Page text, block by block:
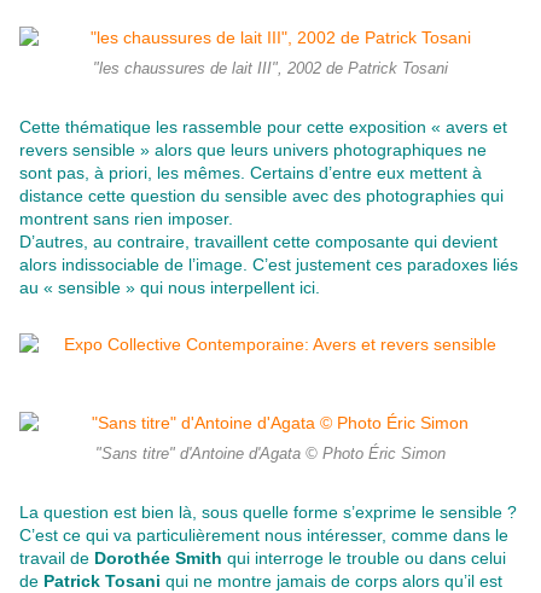
"les chaussures de lait III", 2002 de Patrick Tosani
Cette thématique les rassemble pour cette exposition « avers et
revers sensible » alors que leurs univers photographiques ne
sont pas, à priori, les mêmes. Certains d’entre eux mettent à
distance cette question du sensible avec des photographies qui
montrent sans rien imposer.
D’autres, au contraire, travaillent cette composante qui devient
alors indissociable de l’image. C’est justement ces paradoxes liés
au « sensible » qui nous interpellent ici.
"Sans titre" d'Antoine d'Agata © Photo Éric Simon
La question est bien là, sous quelle forme s’exprime le sensible ?
C’est ce qui va particulièrement nous intéresser, comme dans le
travail de Dorothée Smith qui interroge le trouble ou dans celui
de Patrick Tosani qui ne montre jamais de corps alors qu’il est